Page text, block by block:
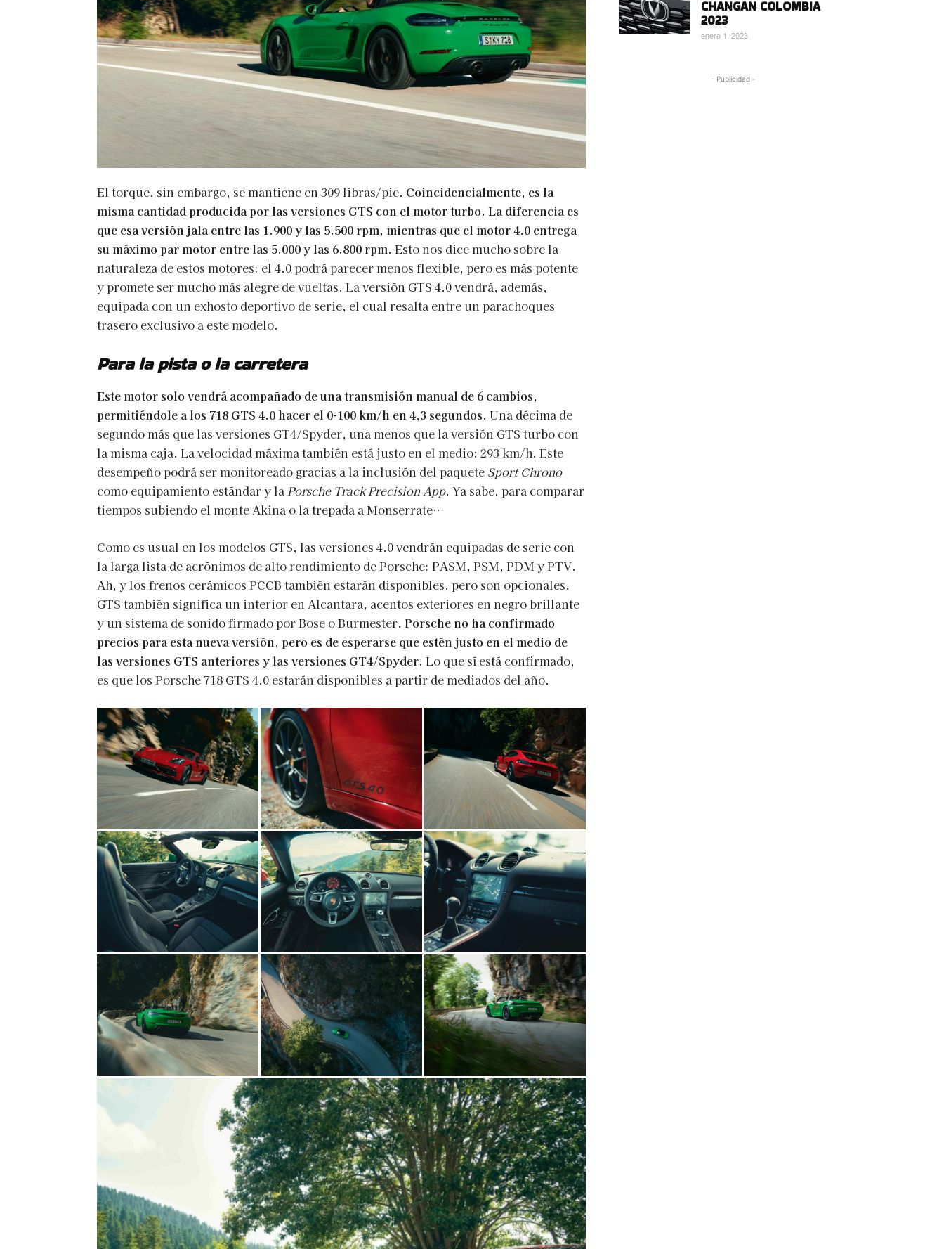
El torque, sin embargo, se mantiene en 309 libras/pie. Coincidencialmente, es la
misma cantidad producida por las versiones GTS con el motor turbo. La diferencia es
que esa versión jala entre las 1.900 y las 5.500 rpm, mientras que el motor 4.0 entrega
su máximo par motor entre las 5.000 y las 6.800 rpm. Esto nos dice mucho sobre la
naturaleza de estos motores: el 4.0 podrá parecer menos flexible, pero es más potente
y promete ser mucho más alegre de vueltas. La versión GTS 4.0 vendrá, además,
equipada con un exhosto deportivo de serie, el cual resalta entre un parachoques
trasero exclusivo a este modelo.
Para la pista o la carretera
Este motor solo vendrá acompañado de una transmisión manual de 6 cambios,
permitiéndole a los 718 GTS 4.0 hacer el 0-100 km/h en 4,3 segundos. Una décima de
segundo más que las versiones GT4/Spyder, una menos que la versión GTS turbo con
la misma caja. La velocidad máxima también está justo en el medio: 293 km/h. Este
desempeño podrá ser monitoreado gracias a la inclusión del paquete Sport Chrono
como equipamiento estándar y laPorsche Track Precision App. Ya sabe, para comparar
tiempos subiendo el monte Akina o la trepada a Monserrate…
Como es usual en los modelos GTS, las versiones 4.0 vendrán equipadas de serie con
la larga lista de acrónimos de alto rendimiento de Porsche: PASM, PSM, PDM y PTV.
Ah, y los frenos cerámicos PCCB también estarán disponibles, pero son opcionales.
GTS también significa un interior en Alcantara, acentos exteriores en negro brillante
y un sistema de sonido firmado por Bose o Burmester. Porsche no ha confirmado
precios para esta nueva versión, pero es de esperarse que estén justo en el medio de
las versiones GTS anteriores y las versiones GT4/Spyder. Lo que sí está confirmado,
es que los Porsche 718 GTS 4.0 estarán disponibles a partir de mediados del año.
CHANGAN COLOMBIA
2023
enero 1, 2023
- Publicidad -